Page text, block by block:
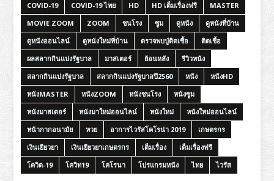
COVID-19 COVID-19 ไทย HD HD เต็มเรื่องฟรี
MASTER
MOVIE ZOOM
ZOOM ชนโรง ซูม ดูหนัง
ดูหนังที่บ้าน
ดูหนังออนไลน์
ดูหนังใหม่ที่บ้าน ตรวจพบปู่ติดเชื้อ
ติดเชื้อ
ผลสลากกินแบ่งรัฐบาล
มาสเตอร์ ย้อนหลัง
รีวิวหนัง
สลากกินแบ่งรัฐบาล
สลากกินแบ่งรัฐบาลปี2560 หนัง
หนังHD
หนังMASTER
หนังZOOM หนังชนโรง
หนังซูม
หนังมาสเตอร์
หนังมาใหม่ออนไลน์ หนังใหม่
หนังใหม่ออนไลน์
หน้ากากอนามัย
หวย อาการไวรัสโคโรน่า 2019
เกษตรกร
เงินเยียวยา
เงินเยียวยาเกษตรกร เต็มเรื่อง
เต็มเรื่องฟรี
โควิด-19
โควิท19 โคโรนา โปรแกรมหนัง ไทย ไวรัส